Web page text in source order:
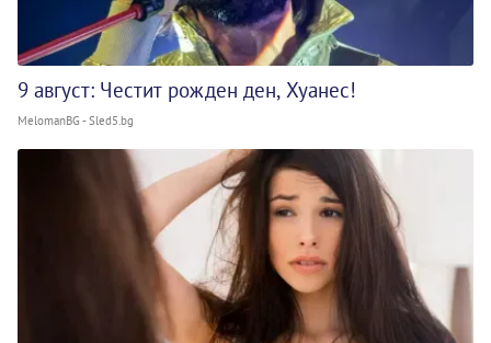
9 август: Честит рожден ден, Хуанес!
MelomanBG - Sled5.bg